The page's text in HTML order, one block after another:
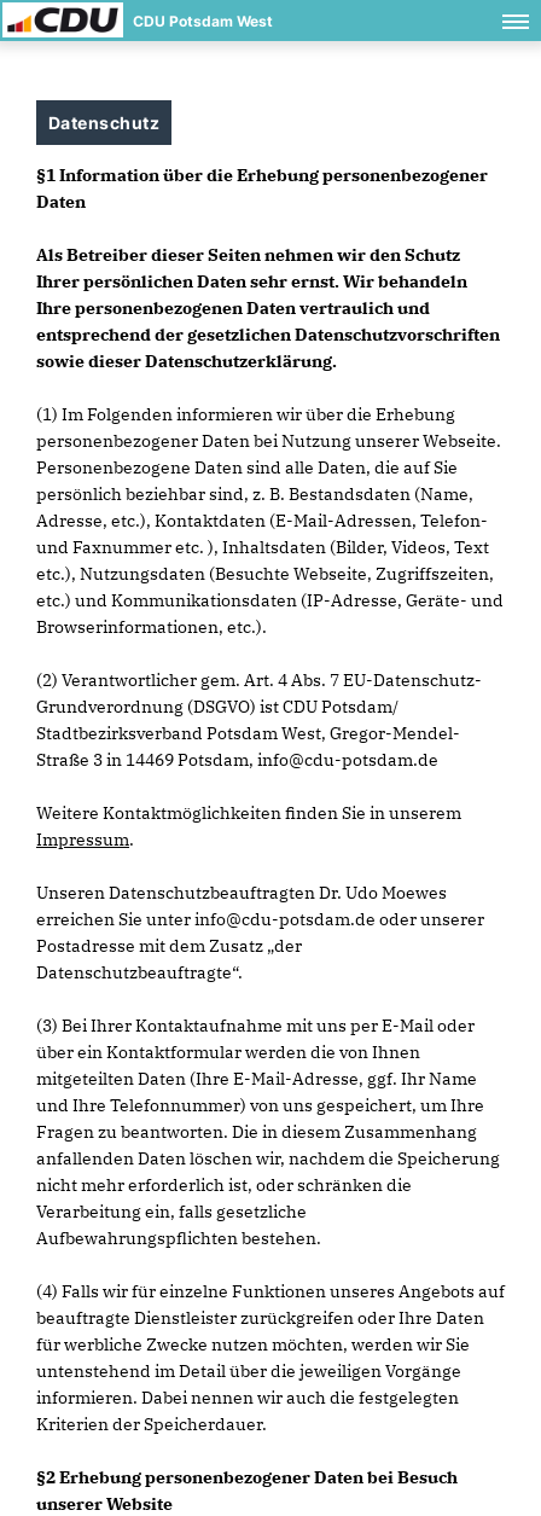
CDU Potsdam West
Datenschutz
§1 Information über die Erhebung personenbezogener
Daten
Als Betreiber dieser Seiten nehmen wir den Schutz
Ihrer persönlichen Daten sehr ernst. Wir behandeln
Ihre personenbezogenen Daten vertraulich und
entsprechend der gesetzlichen Datenschutzvorschriften
sowie dieser Datenschutzerklärung.
(1) Im Folgenden informieren wir über die Erhebung
personenbezogener Daten bei Nutzung unserer Webseite.
Personenbezogene Daten sind alle Daten, die auf Sie
persönlich beziehbar sind, z. B. Bestandsdaten (Name,
Adresse, etc.), Kontaktdaten (E-Mail-Adressen, Telefon-
und Faxnummer etc. ), Inhaltsdaten (Bilder, Videos, Text
etc.), Nutzungsdaten (Besuchte Webseite, Zugriffszeiten,
etc.) und Kommunikationsdaten (IP-Adresse, Geräte- und
Browserinformationen, etc.).
(2) Verantwortlicher gem. Art. 4 Abs. 7 EU-Datenschutz-
Grundverordnung (DSGVO) ist CDU Potsdam/
Stadtbezirksverband Potsdam West, Gregor-Mendel-
Straße 3 in 14469 Potsdam, info@cdu-potsdam.de
Weitere Kontaktmöglichkeiten finden Sie in unserem
Impressum.
Unseren Datenschutzbeauftragten Dr. Udo Moewes
erreichen Sie unter info@cdu-potsdam.de oder unserer
Postadresse mit dem Zusatz „der
Datenschutzbeauftragte“.
(3) Bei Ihrer Kontaktaufnahme mit uns per E-Mail oder
über ein Kontaktformular werden die von Ihnen
mitgeteilten Daten (Ihre E-Mail-Adresse, ggf. Ihr Name
und Ihre Telefonnummer) von uns gespeichert, um Ihre
Fragen zu beantworten. Die in diesem Zusammenhang
anfallenden Daten löschen wir, nachdem die Speicherung
nicht mehr erforderlich ist, oder schränken die
Verarbeitung ein, falls gesetzliche
Aufbewahrungspflichten bestehen.
(4) Falls wir für einzelne Funktionen unseres Angebots auf
beauftragte Dienstleister zurückgreifen oder Ihre Daten
für werbliche Zwecke nutzen möchten, werden wir Sie
untenstehend im Detail über die jeweiligen Vorgänge
informieren. Dabei nennen wir auch die festgelegten
Kriterien der Speicherdauer.
§2 Erhebung personenbezogener Daten bei Besuch
unserer Website